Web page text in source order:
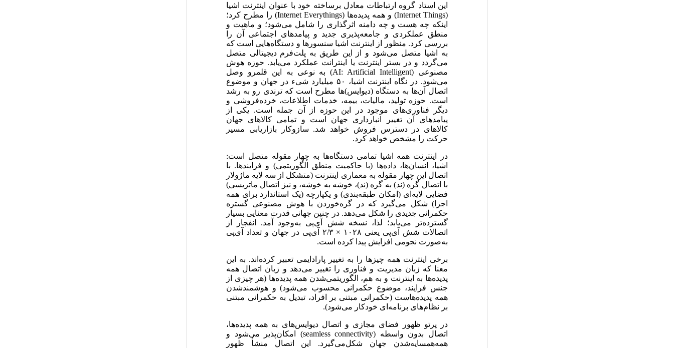
این استاد گروه ارتباطات معادل برساخته خود با عنوان اینترنت اشیا
(Internet Things) و همه پدیده‌ها (Internet Everythings) را مطرح کرد؛
اینکه چه هست و چه دامنه اثرگذاری را شامل می‌شود؛ و ماهیت و
منطق عملکردی و جامعه‌پذیری جدید و پیامدهای اجتماعی آن را
بررسی کرد. منظور از اینترنت اشیا سنسورها و دستگاه‌هایی است که
به اشیا متصل می‌شود و از این طریق به پلت‌فرم دیجیتالی متصل
می‌گردد و در بستر اینترنت یا اینترانت عملکرد می‌یابد. حوزه هوش
مصنوعی (AI: Artificial Intelligent) به نوعی به این قلمرو وصل
می‌شود. در نگاه اینترنت اشیا، ۵۰ میلیارد شیء در جهان و موضوع
اتصال آن‌ها به دستگاه (دیوایس)ها مطرح است که ترندی رو به رشد
است. حوزه تولید، مالیات، بیمه، خدمات اطلاعات، خرده‌فروشی و
دیگر فناوری‌های موجود در این حوزه از آن جمله است. یکی از
پیامدهای آن تغییر انبارداری جهان است و تمامی کالاهای جهان
کالاهای در دسترس فروش خواهد شد. سازوکار بازاریابی مسیر
حرکت را مشخص خواهد کرد.
در اینترنت همه اشیا تمامی دستگاه‌ها به چهار مقوله متصل است:
اشیا، انسان‌ها، داده‌ها (با حاکمیت منطق الگوریتمی) و فرایندها. با
اتصال این چهار مقوله به معماری اینترنت (متشکل از سه لایه ماژولار
با اتصال گره (ند) به گره (ند)، خوشه به خوشه، و نیز اتصال ماتریسی)
فضایی لایه‌ای (امکان طبقه‌بندی) و یکپارچه (یک استاندارد برای همه
اجزا) شکل می‌گیرد که در گره‌خوردن با هوش مصنوعی گستره
حکمرانی جدیدی را شکل می‌دهد. در چنین جهانی قدرت معنایی بسیار
گسترده‌تر می‌یابد؛ لذا، نسخه شش آی‌پی به‌وجود آمد. انفجار از
اتصالات شش آی‌پی یعنی ۱۰۲۸ × ۲/۳ آی‌پی در جهان و تعداد آی‌پی
به‌صورت نجومی افزایش پیدا کرده است.
برخی اینترنت همه چیزها را به تغییر پارادایمی تعبیر کرده‌اند. به این
معنا که زبان مدیریت و فناوری را تغییر می‌دهد و زبان اتصال همه
پدیده‌ها به اینترنت و به هم، الگوریتمی‌شدن همه پدیده‌ها (هر چیزی از
جنس فرایند، موضوع حکمرانی محسوب می‌‌شود) و هوشمندشدن
همه پدیده‌هاست (حکمرانی مبتنی بر افراد، تبدیل به حکمرانی مبتنی
بر نظام‌های برنامه‌ای خودکار می‌شود).
در پرتو ظهور فضای مجازی و اتصال دیوایس‌های به همه پدیده‌ها،
اتصال بدون واسطه (seamless connectivity) امکان‌پذیر می‌شود و
همه‌همسایه‌شدن جهان شکل‌می‌گیرد. این اتصال منشأ ظهور